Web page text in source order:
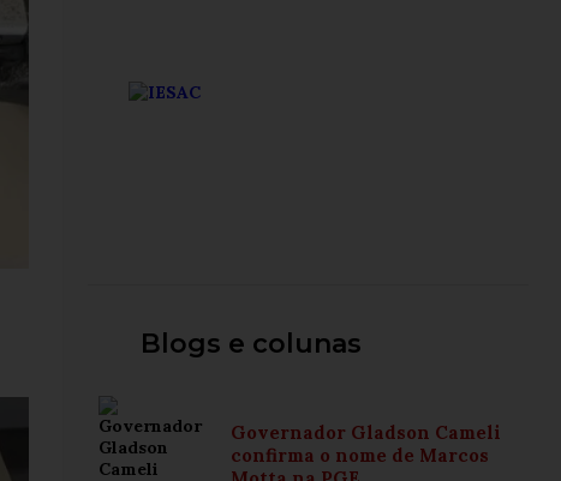
Blogs e colunas
Governador Gladson Cameli
confirma o nome de Marcos